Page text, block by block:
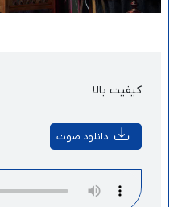
کیفیت بالا
دانلود صوت